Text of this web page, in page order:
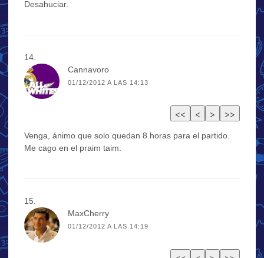
Desahuciar.
Cannavoro
01/12/2012 A LAS 14:13
Venga, ánimo que solo quedan 8 horas para el partido.
Me cago en el praim taim.
MaxCherry
01/12/2012 A LAS 14:19